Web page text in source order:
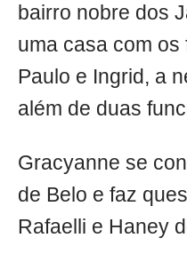
bairro nobre dos
uma casa com
Paulo e Ingrid, a
além de duas
Gracyanne se
de Belo e faz
Rafaelli e Haney